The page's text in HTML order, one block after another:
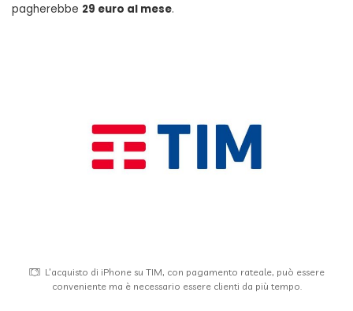
pagherebbe 29 euro al mese.
L’acquisto di iPhone su TIM, con pagamento rateale, può essere
conveniente ma è necessario essere clienti da più tempo.